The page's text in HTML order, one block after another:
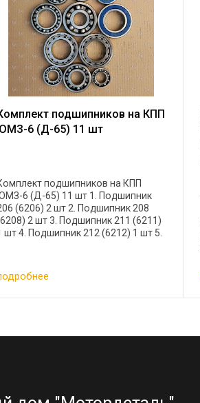
подшипников на КПП
6 (Д-65) 11 шт
подшипников на КПП
6 (Д-65) 11 шт 1. Подшипник
(6206) 2 шт 2. Подшипник 208
2 шт 3. Подшипник 211 (6211)
шт 4. Подшипник 212 (6212) 1 шт 5.
50408 (6408 N) ...